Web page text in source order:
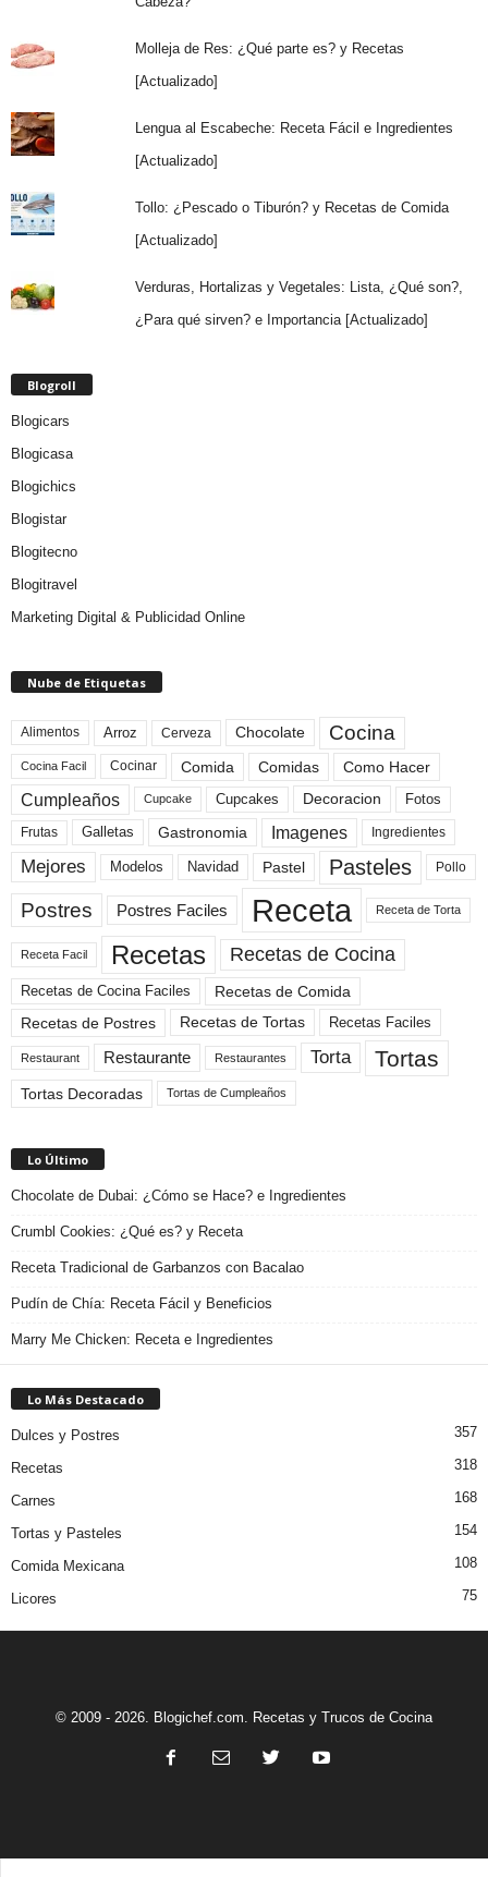
Molleja de Res: ¿Qué parte es? y Recetas
[Actualizado]
Lengua al Escabeche: Receta Fácil e Ingredientes
[Actualizado]
Tollo: ¿Pescado o Tiburón? y Recetas de Comida
[Actualizado]
Verduras, Hortalizas y Vegetales: Lista, ¿Qué son?,
¿Para qué sirven? e Importancia [Actualizado]
Blogroll
Blogicars
Blogicasa
Blogichics
Blogistar
Blogitecno
Blogitravel
Marketing Digital & Publicidad Online
Nube de Etiquetas
Alimentos Arroz Cerveza Chocolate Cocina
Cocina Facil Cocinar Comida Comidas Como Hacer
Cumpleaños Cupcake Cupcakes Decoracion Fotos
Frutas Galletas Gastronomia Imagenes Ingredientes
Mejores Modelos Navidad Pastel Pasteles Pollo
Postres Postres Faciles Receta Receta de Torta
Receta Facil Recetas Recetas de Cocina
Recetas de Cocina Faciles
Recetas de Comida
Recetas de Postres
Recetas de Tortas Recetas Faciles
Restaurant Restaurante Restaurantes Torta Tortas
Tortas Decoradas Tortas de Cumpleaños
Lo Último
Chocolate de Dubai: ¿Cómo se Hace? e Ingredientes
Crumbl Cookies: ¿Qué es? y Receta
Receta Tradicional de Garbanzos con Bacalao
Pudín de Chía: Receta Fácil y Beneficios
Marry Me Chicken: Receta e Ingredientes
Lo Más Destacado
Dulces y Postres 357
Recetas 318
Carnes 168
Tortas y Pasteles 154
Comida Mexicana 108
Licores 75
© 2009 - 2026. Blogichef.com. Recetas y Trucos de Cocina